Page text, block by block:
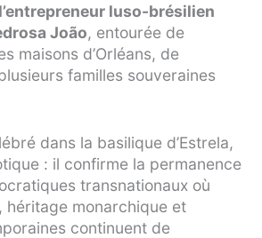
luso-brésilien
João, entourée de
maisons d’Orléans, de
familles souveraines
dans la basilique d’Estrela,
: il confirme la permanence
transnationaux où
héritage monarchique et
continuent de